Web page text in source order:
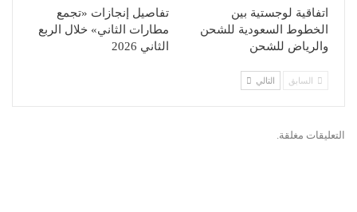
اتفاقية لوجستية بين
الخطوط السعودية للشحن
والرياض للشحن
تفاصيل إنجازات «تجمع
مطارات الثاني» خلال الربع
الثاني 2026
السابق التالي
التعليقات مغلقة.